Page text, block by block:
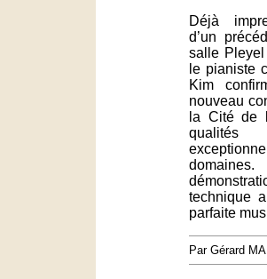
Déjà
d’un
salle
le pianiste
Kim
nouveau
la Cité de
qualités
technique
parfaite
Par Gérard